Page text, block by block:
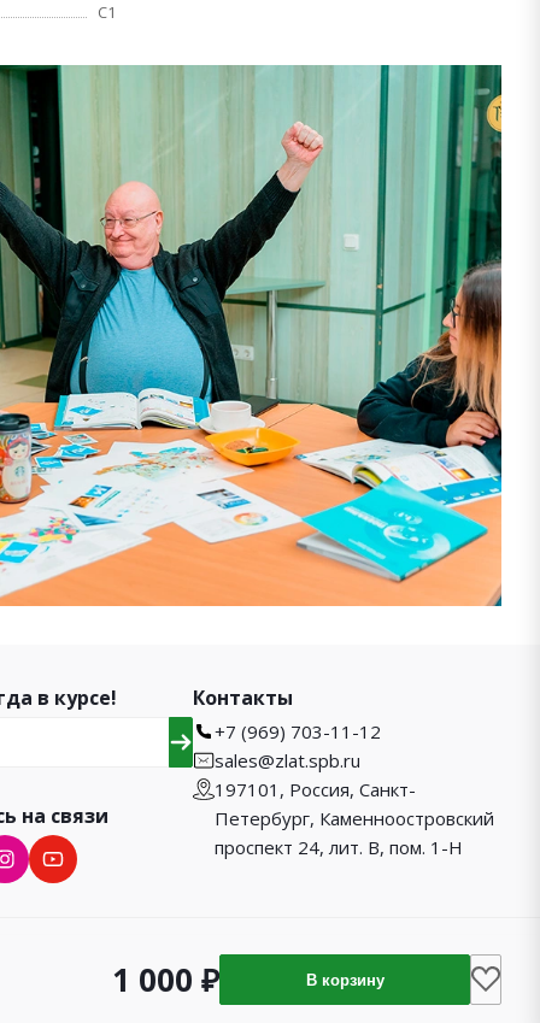
C1
1 000 ₽ В корзину
в курсе!
на связи
Контакты
+7 (969) 703-11-12
sales@zlat.spb.ru
197101, Россия, Санкт-
Петербург, Каменноостровский
проспект 24, лит. В, пом. 1-Н